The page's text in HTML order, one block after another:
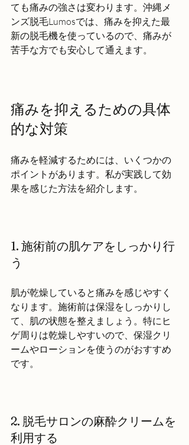
ても痛みの強さは変わります。沖縄メ
ンズ脱毛Lumosでは、痛みを抑えた最
新の脱毛機を使っているので、痛みが
苦手な方でも安心して通えます。
痛みを抑えるための具体
的な対策
痛みを軽減するためには、いくつかの
ポイントがあります。私が実践して効
果を感じた方法を紹介します。
1. 施術前の肌ケアをしっかり行
う
肌が乾燥していると痛みを感じやすく
なります。施術前は保湿をしっかりし
て、肌の状態を整えましょう。特にヒ
ゲ周りは乾燥しやすいので、保湿クリ
ームやローションを使うのがおすすめ
です。
2. 脱毛サロンの麻酔クリームを
利用する